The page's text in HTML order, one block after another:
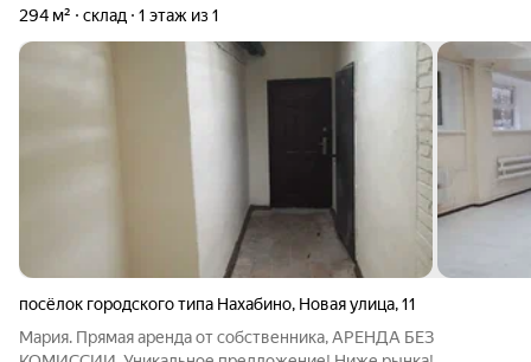
294 м² склад 1 этаж из 1
посёлок городского типа Нахабино, Новая улица,11
Мария. Прямая аренда от собственника, АРЕНДА БЕЗ